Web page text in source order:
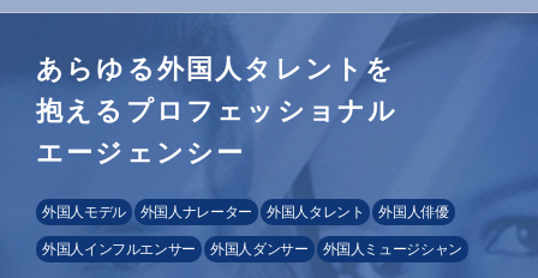
あらゆる外国人タレントを
抱えるプロフェッショナル
エージェンシー
外国人モデル 外国人ナレーター 外国人タレント 外国人俳優
外国人インフルエンサー 外国人ダンサー 外国人ミュージシャン